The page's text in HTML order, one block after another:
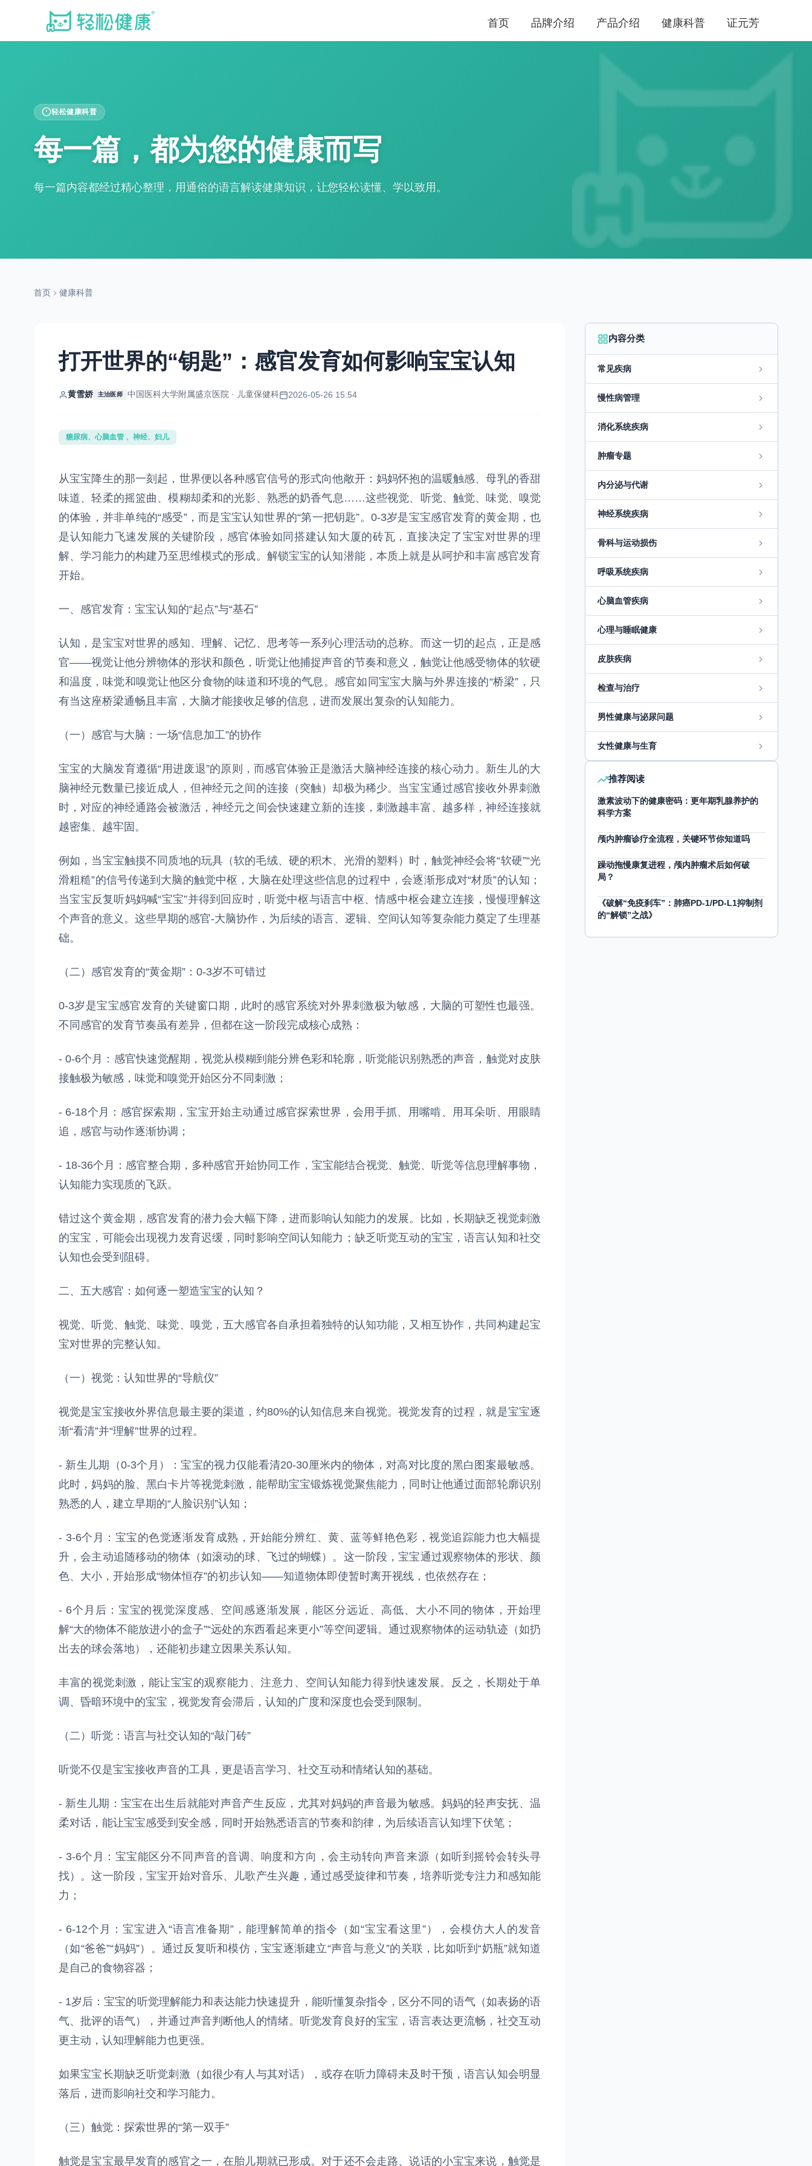
首页 品牌介绍 产品介绍 健康科普 证元芳
轻松健康科普
每一篇，都为您的健康而写
每一篇内容都经过精心整理，用通俗的语言解读健康知识，让您轻松读懂、学以致用。
首页 健康科普
打开世界的“钥匙”：感官发育如何影响宝宝认知
黄雪娇 主治医师 中国医科大学附属盛京医院 · 儿童保健科 2026-05-26 15:54
糖尿病、心脑血管 、神经、妇儿
从宝宝降生的那一刻起，世界便以各种感官信号的形式向他敞开：妈妈怀抱的温暖触感、母乳的香甜
味道、轻柔的摇篮曲、模糊却柔和的光影、熟悉的奶香气息……这些视觉、听觉、触觉、味觉、嗅觉
的体验，并非单纯的“感受”，而是宝宝认知世界的“第一把钥匙”。0-3岁是宝宝感官发育的黄金期，也
是认知能力飞速发展的关键阶段，感官体验如同搭建认知大厦的砖瓦，直接决定了宝宝对世界的理
解、学习能力的构建乃至思维模式的形成。解锁宝宝的认知潜能，本质上就是从呵护和丰富感官发育
开始。
一、感官发育：宝宝认知的“起点”与“基石”
认知，是宝宝对世界的感知、理解、记忆、思考等一系列心理活动的总称。而这一切的起点，正是感
官——视觉让他分辨物体的形状和颜色，听觉让他捕捉声音的节奏和意义，触觉让他感受物体的软硬
和温度，味觉和嗅觉让他区分食物的味道和环境的气息。感官如同宝宝大脑与外界连接的“桥梁”，只
有当这座桥梁通畅且丰富，大脑才能接收足够的信息，进而发展出复杂的认知能力。
（一）感官与大脑：一场“信息加工”的协作
宝宝的大脑发育遵循“用进废退”的原则，而感官体验正是激活大脑神经连接的核心动力。新生儿的大
脑神经元数量已接近成人，但神经元之间的连接（突触）却极为稀少。当宝宝通过感官接收外界刺激
时，对应的神经通路会被激活，神经元之间会快速建立新的连接，刺激越丰富、越多样，神经连接就
越密集、越牢固。
例如，当宝宝触摸不同质地的玩具（软的毛绒、硬的积木、光滑的塑料）时，触觉神经会将“软硬”“光
滑粗糙”的信号传递到大脑的触觉中枢，大脑在处理这些信息的过程中，会逐渐形成对“材质”的认知；
当宝宝反复听妈妈喊“宝宝”并得到回应时，听觉中枢与语言中枢、情感中枢会建立连接，慢慢理解这
个声音的意义。这些早期的感官-大脑协作，为后续的语言、逻辑、空间认知等复杂能力奠定了生理基
础。
（二）感官发育的“黄金期”：0-3岁不可错过
0-3岁是宝宝感官发育的关键窗口期，此时的感官系统对外界刺激极为敏感，大脑的可塑性也最强。
不同感官的发育节奏虽有差异，但都在这一阶段完成核心成熟：
- 0-6个月：感官快速觉醒期，视觉从模糊到能分辨色彩和轮廓，听觉能识别熟悉的声音，触觉对皮肤
接触极为敏感，味觉和嗅觉开始区分不同刺激；
- 6-18个月：感官探索期，宝宝开始主动通过感官探索世界，会用手抓、用嘴啃、用耳朵听、用眼睛
追，感官与动作逐渐协调；
- 18-36个月：感官整合期，多种感官开始协同工作，宝宝能结合视觉、触觉、听觉等信息理解事物，
认知能力实现质的飞跃。
错过这个黄金期，感官发育的潜力会大幅下降，进而影响认知能力的发展。比如，长期缺乏视觉刺激
的宝宝，可能会出现视力发育迟缓，同时影响空间认知能力；缺乏听觉互动的宝宝，语言认知和社交
认知也会受到阻碍。
二、五大感官：如何逐一塑造宝宝的认知？
视觉、听觉、触觉、味觉、嗅觉，五大感官各自承担着独特的认知功能，又相互协作，共同构建起宝
宝对世界的完整认知。
（一）视觉：认知世界的“导航仪”
视觉是宝宝接收外界信息最主要的渠道，约80%的认知信息来自视觉。视觉发育的过程，就是宝宝逐
渐“看清”并“理解”世界的过程。
- 新生儿期（0-3个月）：宝宝的视力仅能看清20-30厘米内的物体，对高对比度的黑白图案最敏感。
此时，妈妈的脸、黑白卡片等视觉刺激，能帮助宝宝锻炼视觉聚焦能力，同时让他通过面部轮廓识别
熟悉的人，建立早期的“人脸识别”认知；
- 3-6个月：宝宝的色觉逐渐发育成熟，开始能分辨红、黄、蓝等鲜艳色彩，视觉追踪能力也大幅提
升，会主动追随移动的物体（如滚动的球、飞过的蝴蝶）。这一阶段，宝宝通过观察物体的形状、颜
色、大小，开始形成“物体恒存”的初步认知——知道物体即使暂时离开视线，也依然存在；
- 6个月后：宝宝的视觉深度感、空间感逐渐发展，能区分远近、高低、大小不同的物体，开始理
解“大的物体不能放进小的盒子”“远处的东西看起来更小”等空间逻辑。通过观察物体的运动轨迹（如扔
出去的球会落地），还能初步建立因果关系认知。
丰富的视觉刺激，能让宝宝的观察能力、注意力、空间认知能力得到快速发展。反之，长期处于单
调、昏暗环境中的宝宝，视觉发育会滞后，认知的广度和深度也会受到限制。
（二）听觉：语言与社交认知的“敲门砖”
听觉不仅是宝宝接收声音的工具，更是语言学习、社交互动和情绪认知的基础。
- 新生儿期：宝宝在出生后就能对声音产生反应，尤其对妈妈的声音最为敏感。妈妈的轻声安抚、温
柔对话，能让宝宝感受到安全感，同时开始熟悉语言的节奏和韵律，为后续语言认知埋下伏笔；
- 3-6个月：宝宝能区分不同声音的音调、响度和方向，会主动转向声音来源（如听到摇铃会转头寻
找）。这一阶段，宝宝开始对音乐、儿歌产生兴趣，通过感受旋律和节奏，培养听觉专注力和感知能
力；
- 6-12个月：宝宝进入“语言准备期”，能理解简单的指令（如“宝宝看这里”），会模仿大人的发音
（如“爸爸”“妈妈”）。通过反复听和模仿，宝宝逐渐建立“声音与意义”的关联，比如听到“奶瓶”就知道
是自己的食物容器；
- 1岁后：宝宝的听觉理解能力和表达能力快速提升，能听懂复杂指令，区分不同的语气（如表扬的语
气、批评的语气），并通过声音判断他人的情绪。听觉发育良好的宝宝，语言表达更流畅，社交互动
更主动，认知理解能力也更强。
如果宝宝长期缺乏听觉刺激（如很少有人与其对话），或存在听力障碍未及时干预，语言认知会明显
落后，进而影响社交和学习能力。
（三）触觉：探索世界的“第一双手”
触觉是宝宝最早发育的感官之一，在胎儿期就已形成。对于还不会走路、说话的小宝宝来说，触觉是
内容分类
常见疾病
慢性病管理
消化系统疾病
肿瘤专题
内分泌与代谢
神经系统疾病
骨科与运动损伤
呼吸系统疾病
心脑血管疾病
心理与睡眠健康
皮肤疾病
检查与治疗
男性健康与泌尿问题
女性健康与生育
推荐阅读
激素波动下的健康密码：更年期乳腺养护的
科学方案
颅内肿瘤诊疗全流程，关键环节你知道吗
躁动拖慢康复进程，颅内肿瘤术后如何破
局？
《破解“免疫刹车”：肺癌PD-1/PD-L1抑制剂
的“解锁”之战》